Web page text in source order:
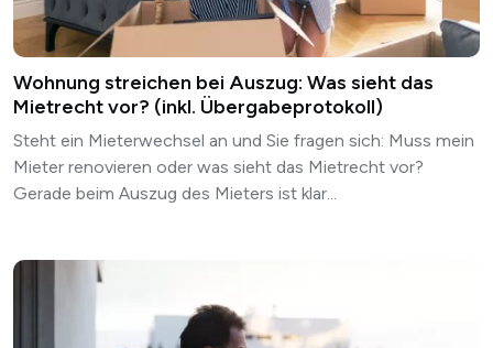
Wohnung streichen bei Auszug: Was sieht das
Mietrecht vor? (inkl. Übergabeprotokoll)
Steht ein Mieterwechsel an und Sie fragen sich: Muss mein
Mieter renovieren oder was sieht das Mietrecht vor?
Gerade beim Auszug des Mieters ist klar...